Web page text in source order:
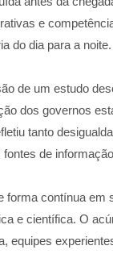
e
do dia para a noite.
de um estudo
dos governos
tanto
de
forma contínua em
e científica. O
equipes